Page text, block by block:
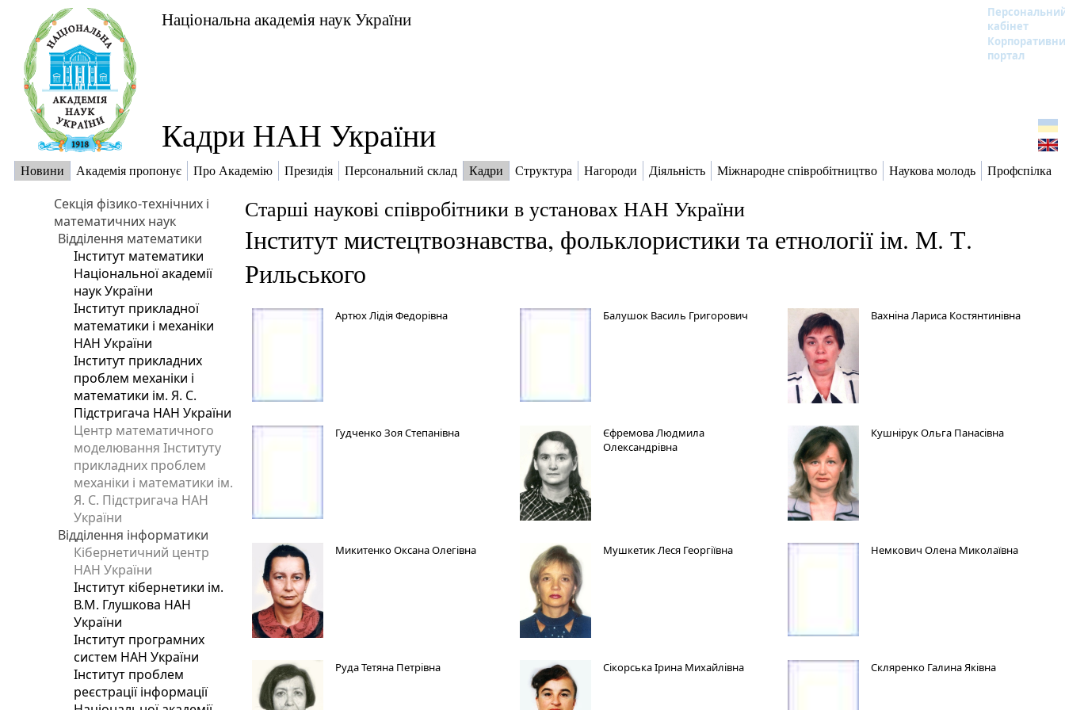
Національна академія наук України
кабінет
портал
Кадри НАН України
Новини Академія пропонує Про Академію Президія Персональний склад Кадри Структура Нагороди Діяльність Міжнародне співробітництво Наукова молодь Профспілка
Секція фізико-технічних і
математичних наук
Відділення математики
Інститут математики
Національної академії
наук України
Інститут прикладної
математики і механіки
НАН України
Інститут прикладних
проблем механіки і
математики ім. Я. С.
Підстригача НАН України
Центр математичного
моделювання Інституту
прикладних проблем
механіки і математики ім.
Я. С. Підстригача НАН
України
Відділення інформатики
Кібернетичний центр
НАН України
Інститут кібернетики ім.
В.М. Глушкова НАН
України
Інститут програмних
систем НАН України
Інститут проблем
реєстрації інформації
Старші наукові співробітники в установах НАН України
Інститут мистецтвознавства, фольклористики та етнології ім. М. Т.
Рильського
Артюх Лідія Федорівна Балушок Василь Григорович Вахніна Лариса Костянтинівна
Гудченко Зоя Степанівна
Єфремова Людмила
Олександрівна
Кушнірук Ольга Панасівна
Микитенко Оксана Олегівна Мушкетик Леся Георгіївна Немкович Олена Миколаївна
Руда Тетяна Петрівна Сікорська Ірина Михайлівна Скляренко Галина Яківна